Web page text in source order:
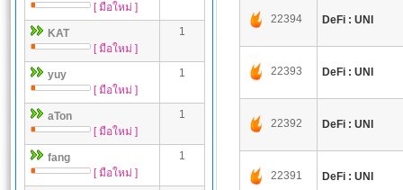
[ มือใหม่ ]
KAT
[ มือใหม่ ]
1
yuy
[ มือใหม่ ]
1
aTon
[ มือใหม่ ]
1
fang
[ มือใหม่ ]
1
22394 DeFi : UNI
22393 DeFi : UNI
22392 DeFi : UNI
22391 DeFi : UNI